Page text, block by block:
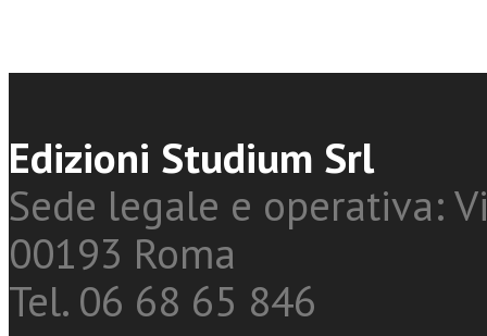
Edizioni Studium Srl
Sede legale e operativa:
00193 Roma
Tel. 06 68 65 846